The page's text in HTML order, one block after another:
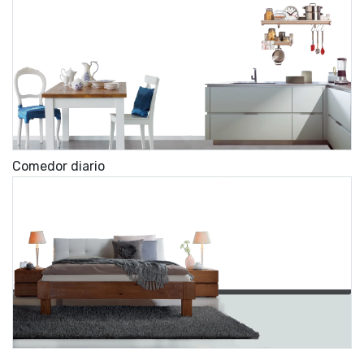
Comedor diario